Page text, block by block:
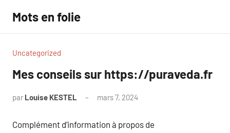
contenu
Mots en folie
Uncategorized
Mes conseils sur https://puraveda.fr
par Louise KESTEL mars 7, 2024
Complément d’information à propos de